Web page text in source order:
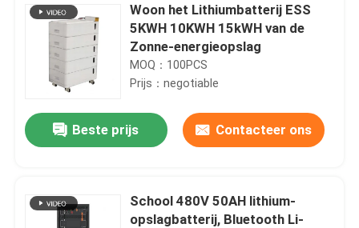
Woon het Lithiumbatterij ESS
5KWH 10KWH 15kWH van de
Zonne-energieopslag
MOQ：100PCS
Prijs：negotiable
Beste prijs Contacteer ons
School 480V 50AH lithium-
opslagbatterij, Bluetooth Li-